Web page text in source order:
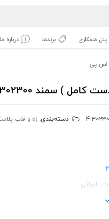
همکاری برندها درباره ما
) سمند 302300 جی ای اس پی
دسته‌بندی: زه و قاب
ایرانی